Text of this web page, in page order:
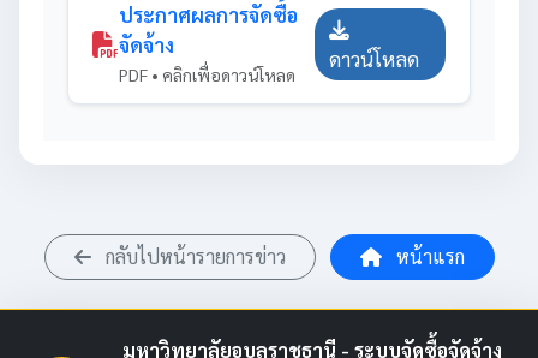
ประกาศผลการจัดซื้อ
จัดจ้าง
PDF • คลิกเพื่อดาวน์โหลด
ดาวน์โหลด
กลับไปหน้ารายการข่าว หน้าแรก
มหาวิทยาลัยอุบลราชธานี - ระบบจัดซื้อจัดจ้าง